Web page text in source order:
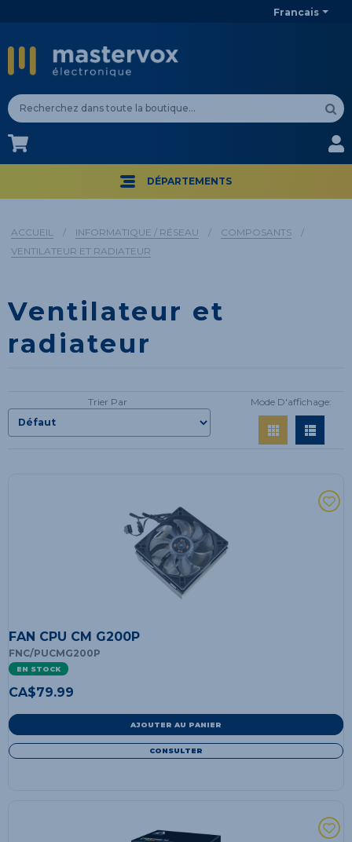
Francais
CA$
DÉPARTEMENTS
ACCUEIL / INFORMATIQUE / RÉSEAU / COMPOSANTS
/
VENTILATEUR ET RADIATEUR
Ventilateur et
radiateur
Trier Par Mode D'affichage:
FAN CPU CM G200P
FNC/PUCMG200P
EN STOCK
CA$79.99
AJOUTER AU PANIER
CONSULTER